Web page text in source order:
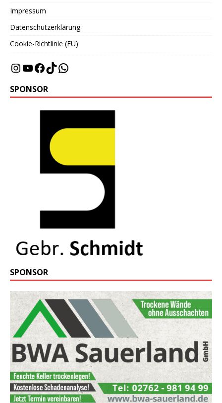
Impressum
Datenschutzerklärung
Cookie-Richtlinie (EU)
SPONSOR
SPONSOR